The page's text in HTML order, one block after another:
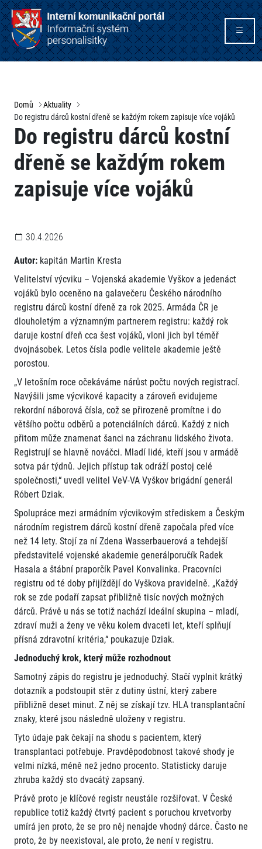
Domů
Aktuality
Do registru dárců kostní dřeně se každým rokem zapisuje více vojáků
Do registru dárců kostní
dřeně se každým rokem
zapisuje více vojáků
30.4.2026
Autor: kapitán Martin Kresta
Velitelství výcviku – Vojenská akademie Vyškov a jedenáct
vojáků bylo oceněno na galavečeru Českého národního
registru dárců kostní dřeně za rok 2025. Armáda ČR je
dlouholetým a významným partnerem registru: každý rok
daruje kostní dřeň cca šest vojáků, vloni jich byl téměř
dvojnásobek. Letos čísla podle velitele akademie ještě
porostou.
„V letošním roce očekáváme nárůst počtu nových registrací.
Navýšili jsme výcvikové kapacity a zároveň evidujeme
rekordní náborová čísla, což se přirozeně promítne i do
většího počtu odběrů a potenciálních dárců. Každý z nich
přitom může znamenat šanci na záchranu lidského života.
Registrují se hlavně nováčci. Mladí lidé, kteří jsou v armádě
sotva pár týdnů. Jejich přístup tak odráží postoj celé
společnosti,“ uvedl velitel VeV-VA Vyškov brigádní generál
Róbert Dziak.
Spolupráce mezi armádním výcvikovým střediskem a Českým
národním registrem dárců kostní dřeně započala před více
než 14 lety. Stojí za ní Zdena Wasserbauerová a tehdejší
představitelé vojenské akademie generálporučík Radek
Hasala a štábní praporčík Pavel Konvalinka. Pracovníci
registru od té doby přijíždějí do Vyškova pravidelně. „Každý
rok se zde podaří zapsat přibližně tisíc nových možných
dárců. Právě u nás se totiž nachází ideální skupina – mladí,
zdraví muži a ženy ve věku kolem dvaceti let, kteří splňují
přísná zdravotní kritéria,“ poukazuje Dziak.
Jednoduchý krok, který může rozhodnout
Samotný zápis do registru je jednoduchý. Stačí vyplnit krátký
dotazník a podstoupit stěr z dutiny ústní, který zabere
přibližně deset minut. Z něj se získají tzv. HLA transplantační
znaky, které jsou následně uloženy v registru.
Tyto údaje pak čekají na shodu s pacientem, který
transplantaci potřebuje. Pravděpodobnost takové shody je
velmi nízká, méně než jedno procento. Statisticky daruje
zhruba každý sto dvacátý zapsaný.
Právě proto je klíčové registr neustále rozšiřovat. V České
republice totiž každý čtvrtý pacient s poruchou krvetvorby
umírá jen proto, že se pro něj nenajde vhodný dárce. Často ne
proto, že by neexistoval, ale proto, že není v registru.